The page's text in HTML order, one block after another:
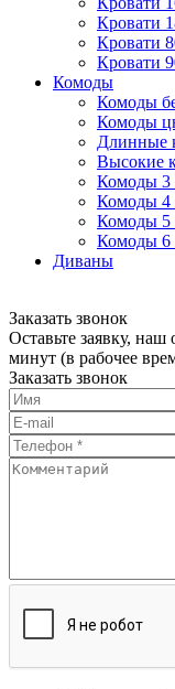
Кровати
Кровати
Кровати
Комоды
Комоды
Комоды
Длинные
Высокие
Комоды 3
Комоды 4
Комоды 5
Комоды 6
Диваны
Заказать звонок
Оставьте заявку,
минут (в рабочее
Заказать звонок